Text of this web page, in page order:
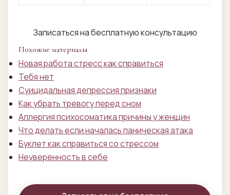
Записаться на бесплатную консультацию
Похожие материалы
Новая работа стресс как справиться
Тебя нет
Суицидальная депрессия признаки
Как убрать тревогу перед сном
Аллергия психосоматика причины у женщин
Что делать если началась паническая атака
Буклет как справиться со стрессом
Неуверенность в себе